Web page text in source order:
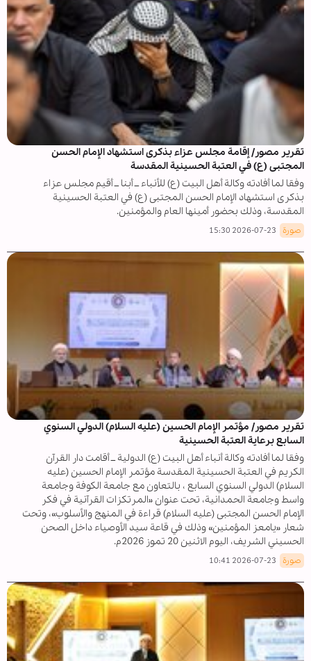
تقرير مصور/ إقامة مجلس عزاء بذكرى استشهاد الإمام الحسن
المجتبى (ع) في العتبة الحسينية المقدسة
وفقا لما أفادته وكالة أهل البيت (ع) للأنباء ــ أبنا ــ أقيم مجلس عزاء
بذكرى استشهاد الإمام الحسن المجتبى (ع) في العتبة الحسينية
المقدسة، وذلك بحضور أمينها العام والمؤمنين.
صورة 2026-07-23 15:30
تقرير مصور/ مؤتمر الإمام الحسين (عليه السلام) الدولي السنوي
السابع برعاية العتبة الحسينية
وفقا لما أفادته وكالة أنباء أهل البيت (ع) الدولية ــ أقامت دار القرآن
الكريم في العتبة الحسينية المقدسة مؤتمر الإمام الحسين (عليه
السلام) الدولي السنوي السابع ، بالتعاون مع جامعة الكوفة وجامعة
واسط وجامعة الحمدانية، تحت عنوان «المرتكزات القرآنية في فكر
الإمام الحسن المجتبى (عليه السلام) قراءة في المنهج والأسلوب»، وتحت
شعار «يامعز المؤمنين» وذلك في قاعة سيد الأوصياء داخل الصحن
الحسيني الشريف، اليوم الاثنين 20 تموز 2026م.
صورة 2026-07-23 10:41